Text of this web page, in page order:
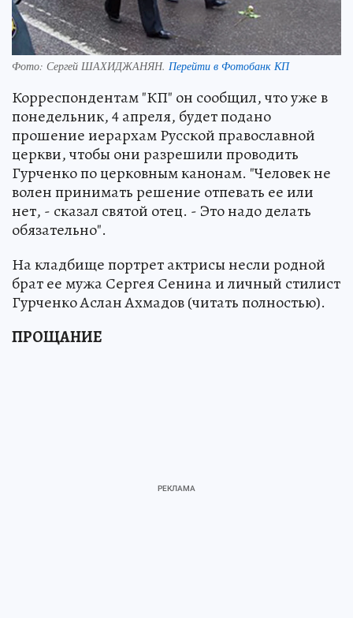
Фото: Сергей ШАХИДЖАНЯН. Перейти в Фотобанк КП
Корреспондентам "КП" он сообщил, что уже в
понедельник, 4 апреля, будет подано
прошение иерархам Русской православной
церкви, чтобы они разрешили проводить
Гурченко по церковным канонам. "Человек не
волен принимать решение отпевать ее или
нет, - сказал святой отец. - Это надо делать
обязательно".
На кладбище портрет актрисы несли родной
брат ее мужа Сергея Сенина и личный стилист
Гурченко Аслан Ахмадов (читать полностью).
ПРОЩАНИЕ